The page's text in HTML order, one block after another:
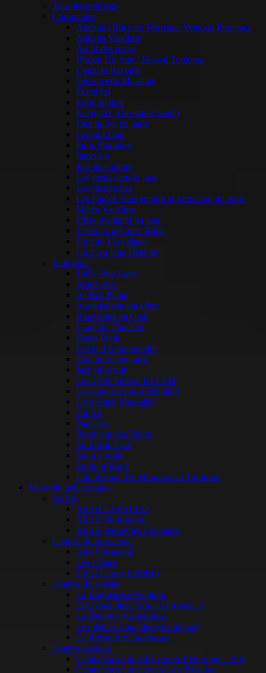
Tous les podcasts
Chroniques
Agenda Office de Tourisme Ventoux Provence
Agenda Vaucluse
Au fil des pages
Blason Un Jour / Blason Toujours
Conte et Raconte
Découverte Musicale
Echolibri
Educ Action
Energetix (chronique santé)
Faut qu’on en parle
Grand Ecran
Infos Pratiques
Interview
Joie de Culture
Les pieds dans le parc
Les racontottes
Les rendez vous emploi et formation du mois
Météo Vaucluse
Offre d’emploi du jour
Thé ou Café avec René
Un jour Un village
Un Lieu Une Histoire
Émissions
100% Pop Love
Actus d’oc
As Ben Parlat
Associativement vôtre
Bienvenue au Club
Coup de Chapeau
Disco Funk
Envie d’Entreprendre
Faut qu’on en parle
Jazz de coeur
Les après-midi d’ RTVFM
Les rendez vous d’écholibri
Live Santé Mutualité
On Air
Parasites
Retour sur les Tubes
So Music Live
Sur ma route
Spirit of Rock
Une Femme Un Homme Un Territoire
Ma radio pédagogique
ALSH
ALSH LAPALUD
ALSH Mormoiron
ALSH Pernes les Fontaines
Centres de formations
Airo Formation
Les chênes
CFAI Istres ( UIMM )
Centres de Loisirs
La Barthelasse Avignon
Les Amandiers (Aix en Provence)
La Denove (Carpentras)
Les Petites Canailles (Aubignan)
La Roseraie (Carpentras)
Centres sociaux
Centre social du Château de l’Horloge – AIX
Centre social et citoyen Lou Tricadou